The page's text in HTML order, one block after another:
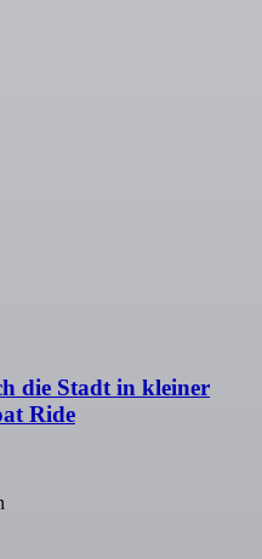
die Stadt in kleiner
Ride